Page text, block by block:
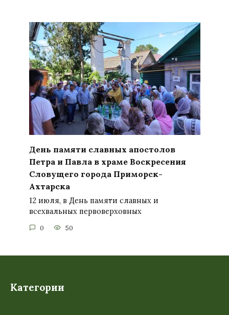
День памяти славных апостолов
Петра и Павла в храме Воскресения
Словущего города Приморск-
Ахтарска
12 июля, в День памяти славных и
всехвальных первоверховных
0 50
Категории